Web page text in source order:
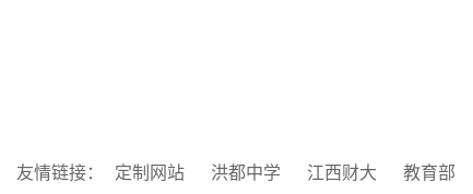
友情链接： 定制网站 洪都中学 江西财大 教育部